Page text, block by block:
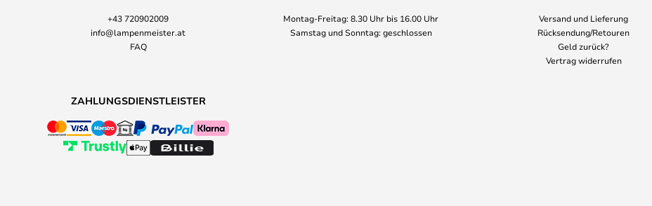
+43 720902009
info@lampenmeister.at
FAQ
Montag-Freitag: 8.30 Uhr bis 16.00 Uhr
Samstag und Sonntag: geschlossen
Versand und Lieferung
Rücksendung/Retouren
Geld zurück?
Vertrag widerrufen
ZAHLUNGSDIENSTLEISTER